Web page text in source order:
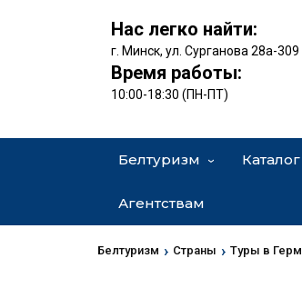
Нас легко найти:
г. Минск, ул. Сурганова 28а-309
Время работы:
10:00-18:30 (ПН-ПТ)
Белтуризм Каталог
Агентствам
Белтуризм › Страны › Туры в